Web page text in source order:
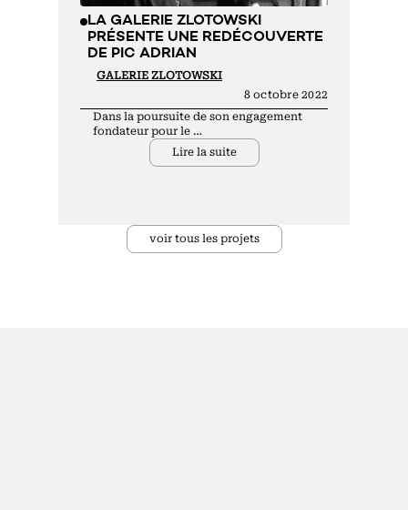
LA GALERIE ZLOTOWSKI
PRÉSENTE UNE REDÉCOUVERTE
DE PIC ADRIAN
GALERIE ZLOTOWSKI
8 octobre 2022
Dans la poursuite de son engagement
fondateur pour le …
Lire la suite
voir tous les projets